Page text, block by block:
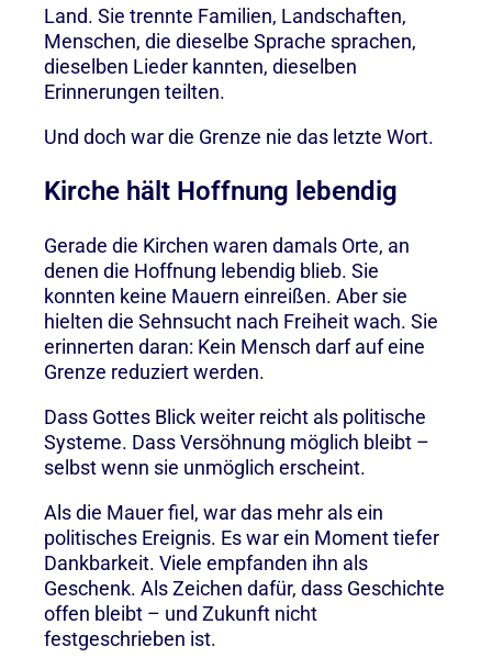
Land. Sie trennte Familien, Landschaften,
Menschen, die dieselbe Sprache sprachen,
dieselben Lieder kannten, dieselben
Erinnerungen teilten.
Und doch war die Grenze nie das letzte Wort.
Kirche hält Hoffnung lebendig
Gerade die Kirchen waren damals Orte, an
denen die Hoffnung lebendig blieb. Sie
konnten keine Mauern einreißen. Aber sie
hielten die Sehnsucht nach Freiheit wach. Sie
erinnerten daran: Kein Mensch darf auf eine
Grenze reduziert werden.
Dass Gottes Blick weiter reicht als politische
Systeme. Dass Versöhnung möglich bleibt –
selbst wenn sie unmöglich erscheint.
Als die Mauer fiel, war das mehr als ein
politisches Ereignis. Es war ein Moment tiefer
Dankbarkeit. Viele empfanden ihn als
Geschenk. Als Zeichen dafür, dass Geschichte
offen bleibt – und Zukunft nicht
festgeschrieben ist.